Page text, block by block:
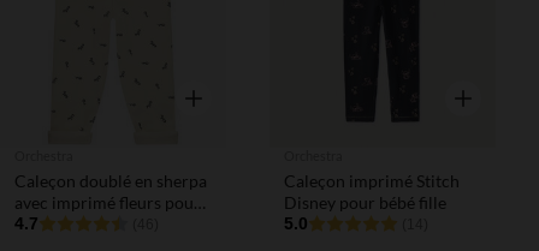
Aperçu rapide
Caleçon doublé en sherpa
avec imprimé fleurs pour
bébé fille
4.7
Aperçu
Caleçon imprimé Stitch
Disney pour bébé fille
5.0